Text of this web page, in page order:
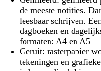
de meeste notities.
leesbaar schrijven.
dagboeken en
formaten: A4 en A5
Geruit: rasterpapier
tekeningen en